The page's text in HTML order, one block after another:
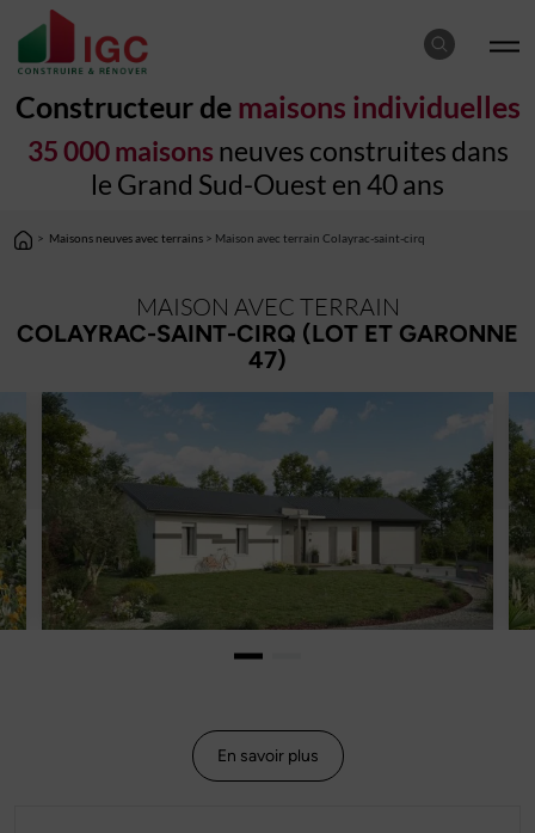
Constructeur de maisons individuelles
35 000 maisons neuves construites dans
le Grand Sud-Ouest en 40 ans
> Maisons neuves avec terrains > Maison avec terrain Colayrac-saint-cirq
MAISON AVEC TERRAIN
COLAYRAC-SAINT-CIRQ (LOT ET GARONNE
47)
En savoir plus